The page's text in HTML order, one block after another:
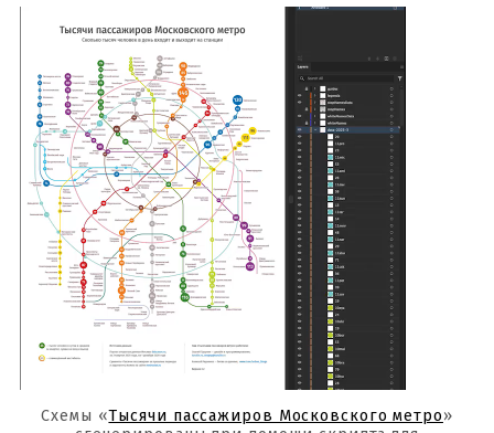
Схемы «Тысячи пассажиров Московского метро»